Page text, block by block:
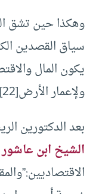
وهكذا حين تشق
سياق القصدين
يكون المال
ولإعمار الأرض[22].
بعد الدكتورين
الشيخ ابن عاشور